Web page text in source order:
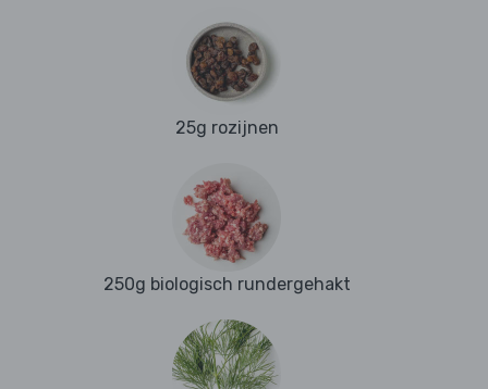
25g rozijnen
250g biologisch rundergehakt